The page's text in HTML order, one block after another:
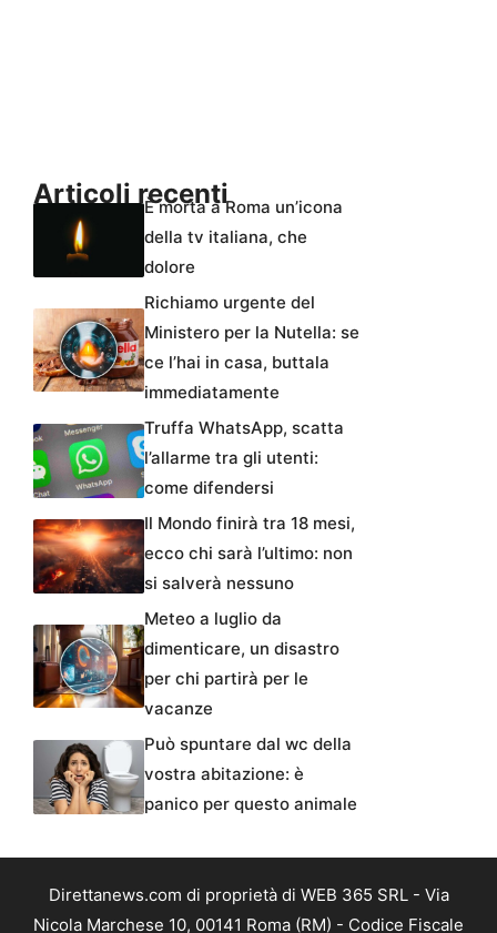
Articoli recentiÈ morta a Roma un’icona
della tv italiana, che
dolore
Richiamo urgente del
Ministero per la Nutella: se
ce l’hai in casa, buttala
immediatamente
Truffa WhatsApp, scatta
l’allarme tra gli utenti:
come difendersi
Il Mondo finirà tra 18 mesi,
ecco chi sarà l’ultimo: non
si salverà nessuno
Meteo a luglio da
dimenticare, un disastro
per chi partirà per le
vacanze
Può spuntare dal wc della
vostra abitazione: è
panico per questo animale
Direttanews.com di proprietà di WEB 365 SRL - Via
Nicola Marchese 10, 00141 Roma (RM) - Codice Fiscale